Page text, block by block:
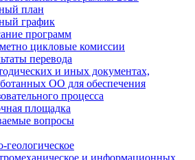
план
график
программ
цикловые комиссии
перевода
и иных документах,
ОО для обеспечения
процесса
площадка
вопросы
геологическое
и информационных